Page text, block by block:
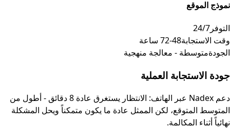
نموذج الموقع
التوفر 24/7
وقت الاستجابة48-72 ساعة
الجودةمتوسطة - معالجة منهجية
جودة الاستجابة العملية
دعم Nadex عبر الهاتف: الانتظار يستغرق عادة 8 دقائق - أطول من
المتوسط المتوقع، لكن الممثل عادة ما يكون متمكناً ويحل المشكلة
نهائياً أثناء المكالمة.